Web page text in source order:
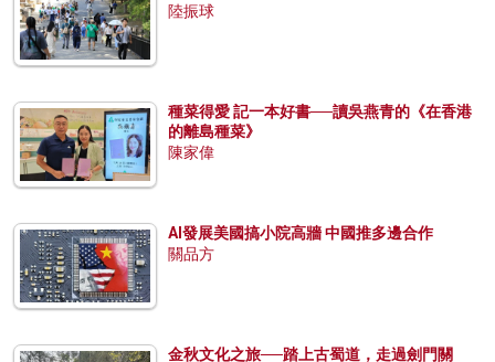
陸振球
種菜得愛 記一本好書──讀吳燕青的《在香港
的離島種菜》
陳家偉
AI發展美國搞小院高牆 中國推多邊合作
關品方
金秋文化之旅──踏上古蜀道，走過劍門關